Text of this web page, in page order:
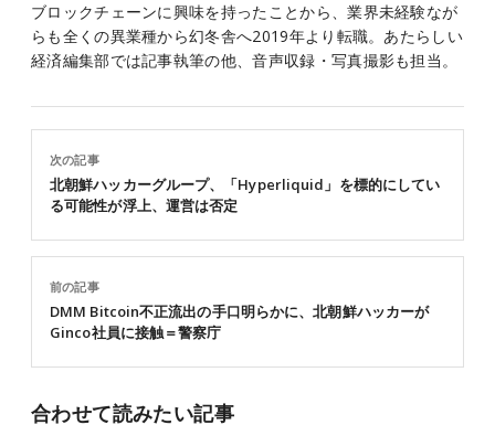
ブロックチェーンに興味を持ったことから、業界未経験なが
らも全くの異業種から幻冬舎へ2019年より転職。あたらしい
経済編集部では記事執筆の他、音声収録・写真撮影も担当。
前の記事
DMM Bitcoin不正流出の手口明らかに、北朝鮮ハッカーが
Ginco社員に接触＝警察庁
次の記事
北朝鮮ハッカーグループ、「Hyperliquid」を標的にしてい
る可能性が浮上、運営は否定
合わせて読みたい記事